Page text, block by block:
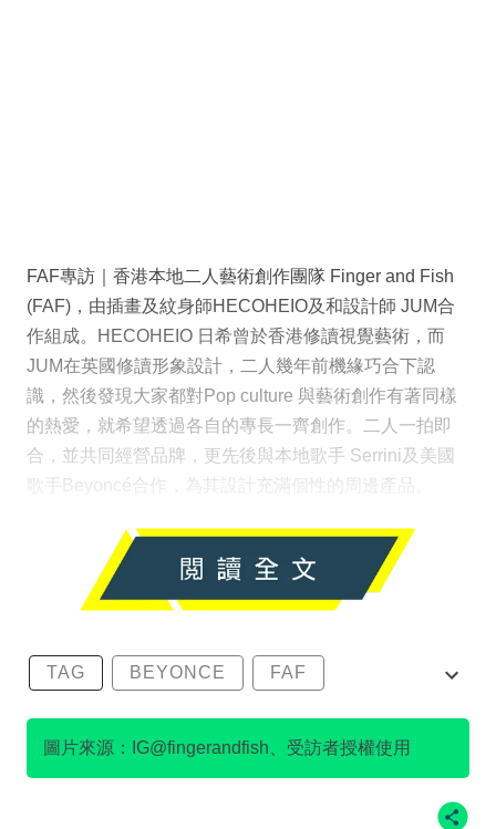
FAF專訪｜香港本地⼆⼈藝術創作團隊 Finger and Fish
(FAF)，由插畫及紋⾝師HECOHEIO及和設計師 JUM合
作組成。HECOHEIO 日希曾於香港修讀視覺藝術，而
JUM在英國修讀形象設計，二人幾年前機緣巧合下認
識，然後發現大家都對Pop culture 與藝術創作有著同樣
的熱愛，就希望透過各自的專長一齊創作。二人一拍即
合，並共同經營品牌，更先後與本地歌手 Serrini及美國
歌手Beyoncé合作，為其設計充滿個性的周邊產品。
TAG BEYONCE FAF
FINGERANDFISH
SERRINI
圖片來源：IG@fingerandfish、受訪者授權使用